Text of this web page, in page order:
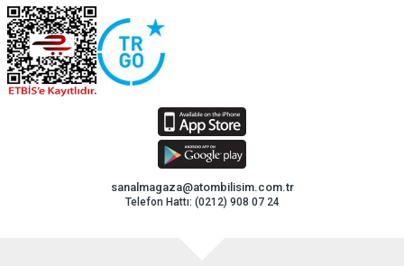
sanalmagaza@atombilisim.com.tr
Telefon Hattı: (0212) 908 07 24